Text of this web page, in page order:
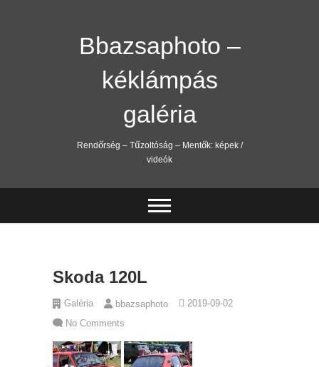
Bbazsaphoto –
kéklámpás
galéria
Rendőrség – Tűzoltóság – Mentők: képek /
videók
Skoda 120L
Galéria bbazsaphoto
2019-09-02
No Comments